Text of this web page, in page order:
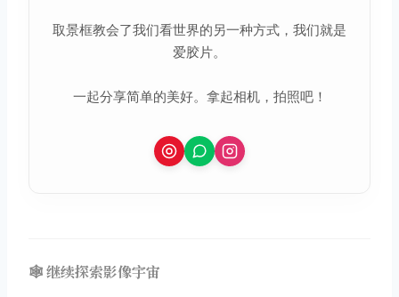
取景框教会了我们看世界的另一种方式，我们就是
爱胶片。
一起分享简单的美好。拿起相机，拍照吧！
🕸️ 继续探索影像宇宙